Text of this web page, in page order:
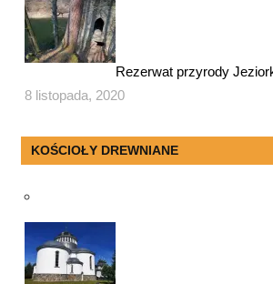
Rezerwat przyrody
8 listopada, 2020
KOŚCIOŁY DREWNIANE